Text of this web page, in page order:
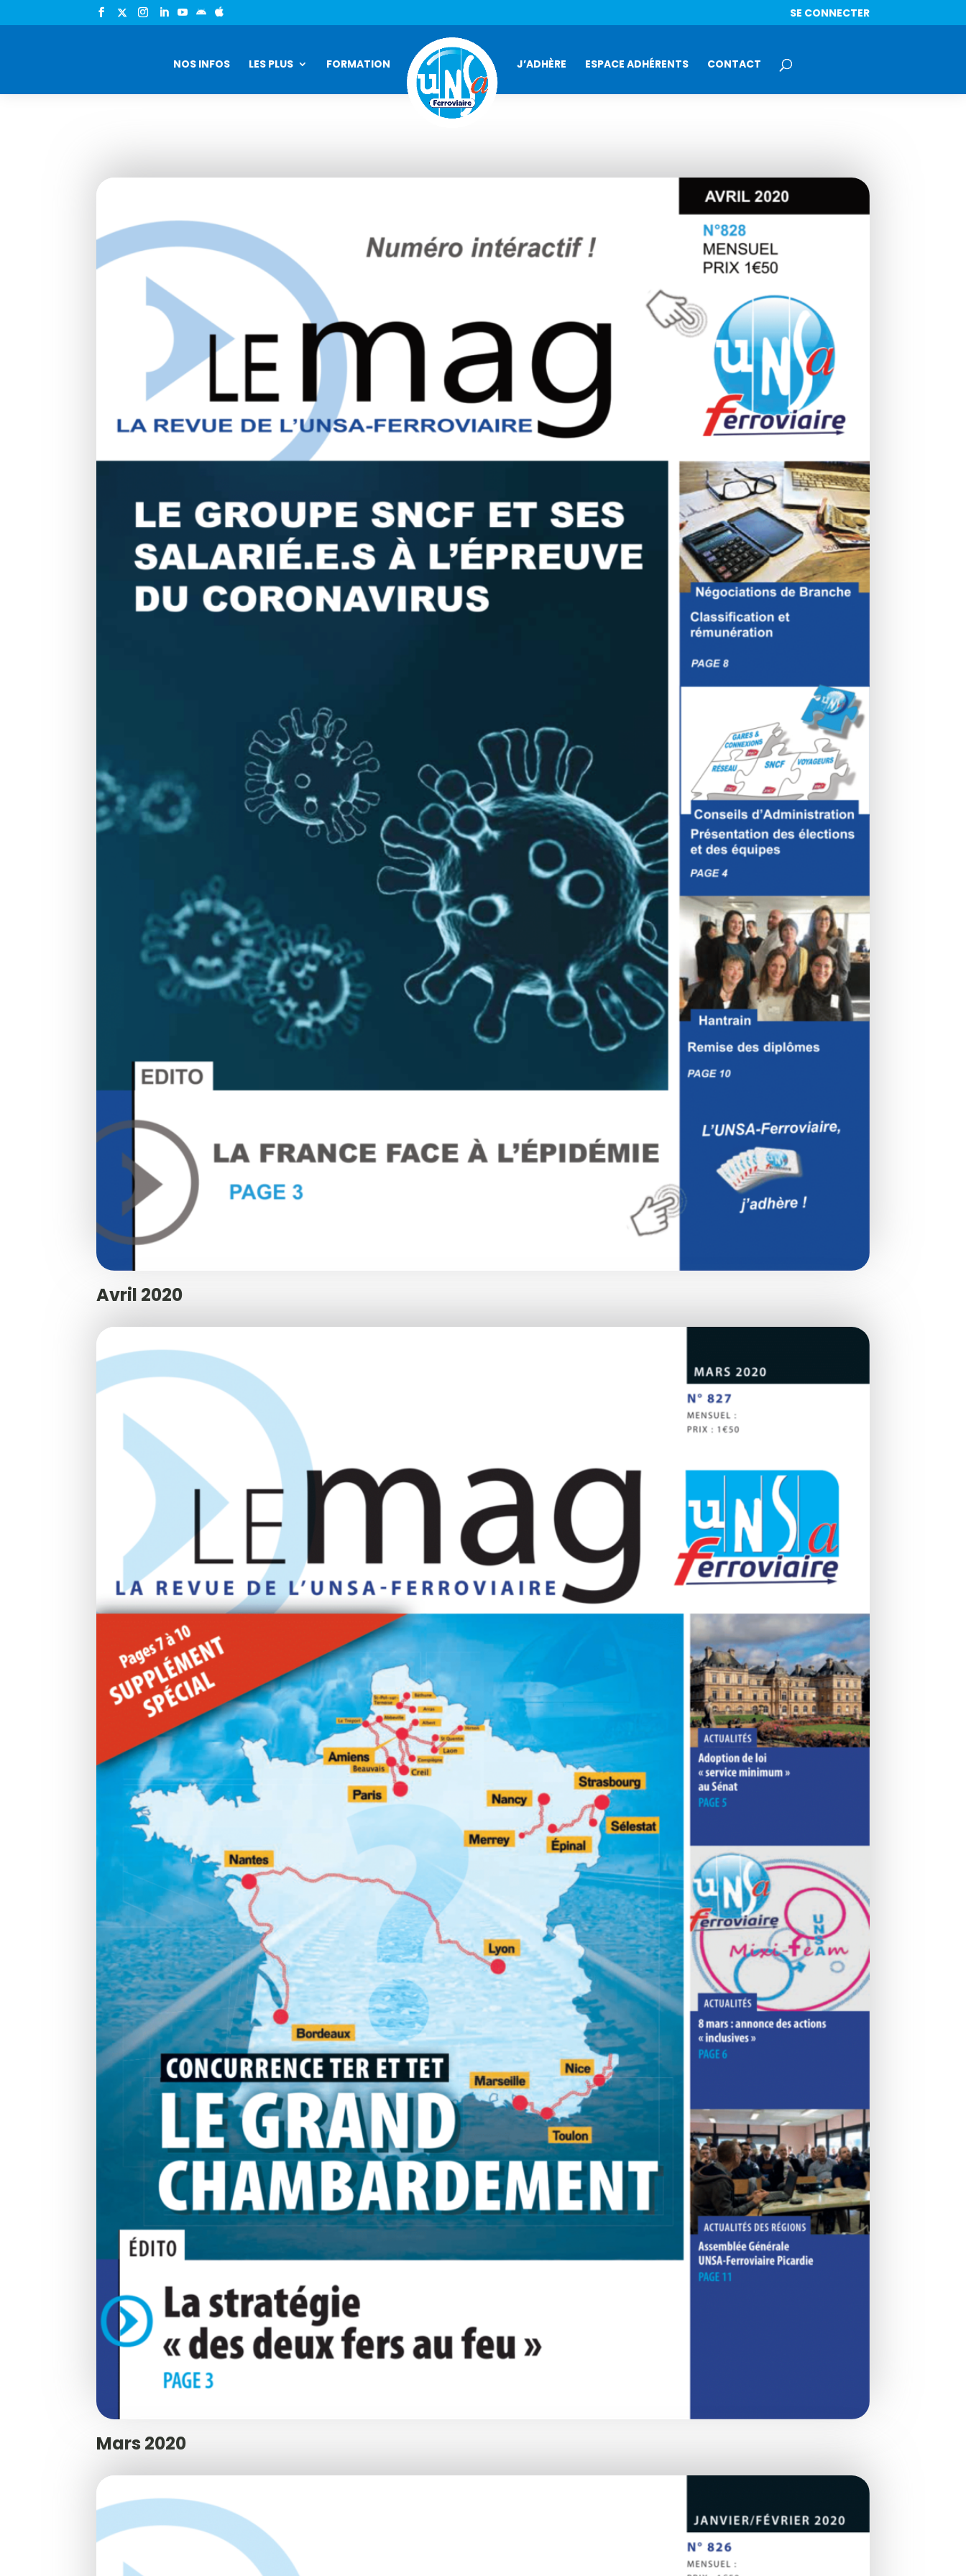
  SE CONNECTER
NOS INFOS LES PLUS FORMATION J’ADHÈRE ESPACE ADHÉRENTS CONTACT
Avril 2020
Mars 2020